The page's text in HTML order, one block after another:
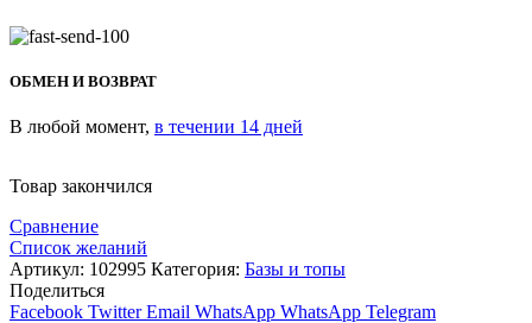
ОБМЕН И ВОЗВРАТ
В любой момент, в течении 14 дней
Товар закончился
Сравнение
Список желаний
Артикул: 102995 Категория: Базы и топы
Поделиться
Facebook Twitter Email WhatsApp WhatsApp Telegram